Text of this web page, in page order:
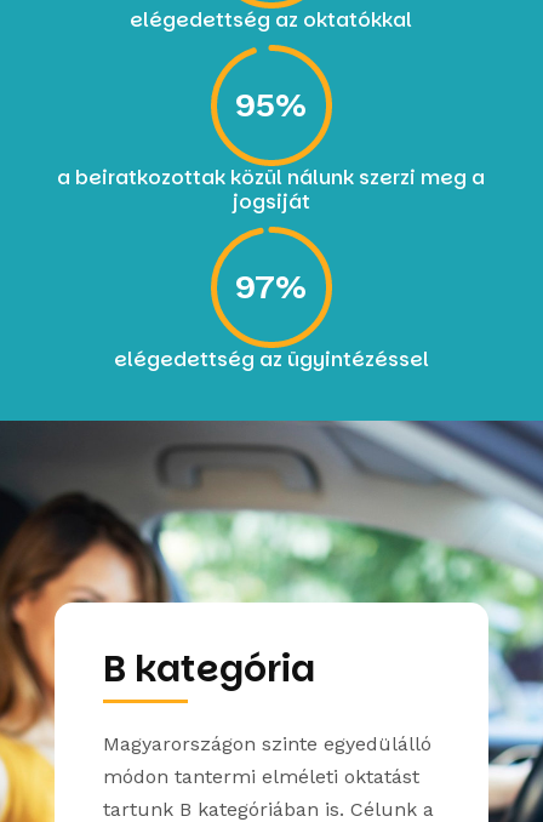
elégedettség az oktatókkal
95%
a beiratkozottak közül nálunk szerzi meg a
jogsiját
97%
elégedettség az ügyintézéssel
B kategória
Magyarországon szinte egyedülálló
módon tantermi elméleti oktatást
tartunk B kategóriában is. Célunk a